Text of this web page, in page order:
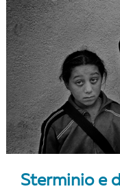
Sterminio e